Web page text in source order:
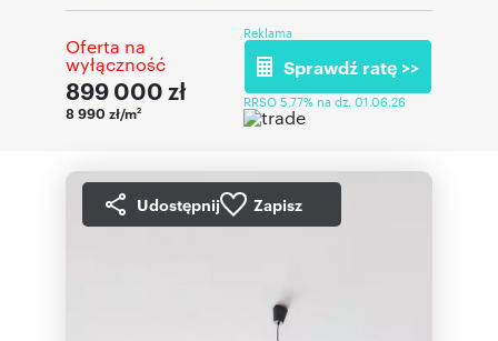
Oferta na
wyłączność
899 000 zł
8 990 zł/m2
Reklama
Sprawdź ratę >>
RRSO 5,77% na dz. 01.06.26
Udostępnij Zapisz